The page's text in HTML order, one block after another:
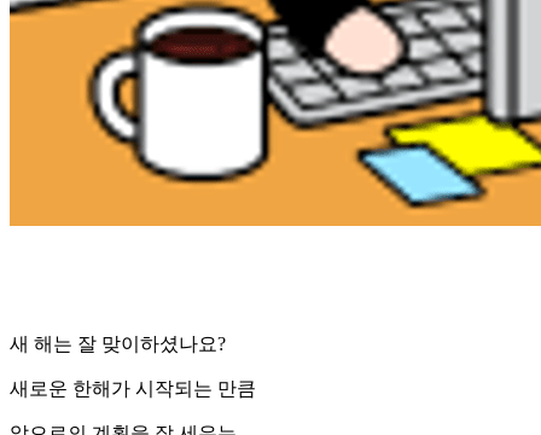
새 해는 잘 맞이하셨나요?
새로운 한해가 시작되는 만큼